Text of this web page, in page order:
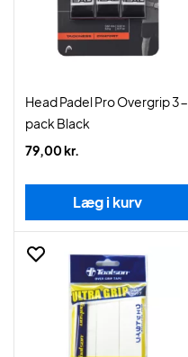
Head Padel Pro Overgrip 3-
pack Black
79,00 kr.
Læg i kurv